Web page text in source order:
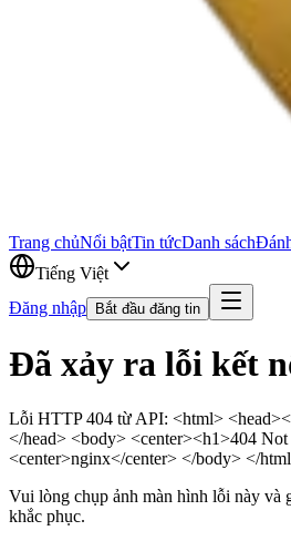
Trang chủNổi bậtTin tứcDanh sách
Tiếng Việt
Đăng nhập
Bắt đầu đăng tin
Đã xảy ra lỗi kết
Lỗi HTTP 404 từ API: <html>
</head> <body> <center><h1>404
<center>nginx</center> </body> </
Vui lòng chụp ảnh màn hình lỗi này và
khắc phục.